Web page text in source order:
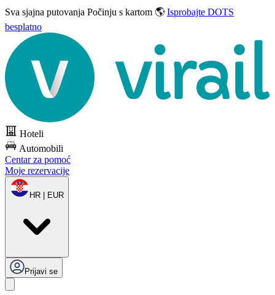
Sva sjajna putovanja Počinju s kartom 🌎 Isprobajte DOTS
besplatno
Hoteli
Automobili
Centar za pomoć
Moje rezervacije
HR | EUR
Prijavi se